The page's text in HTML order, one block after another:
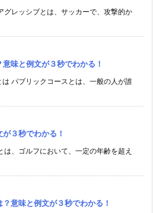
グレッシブとは、サッカーで、攻撃的か
味と例文が３秒でわかる！
は パブリックコースとは、一般の人が誰
が３秒でわかる！
は、ゴルフにおいて、一定の年齢を超え
？意味と例文が３秒でわかる！